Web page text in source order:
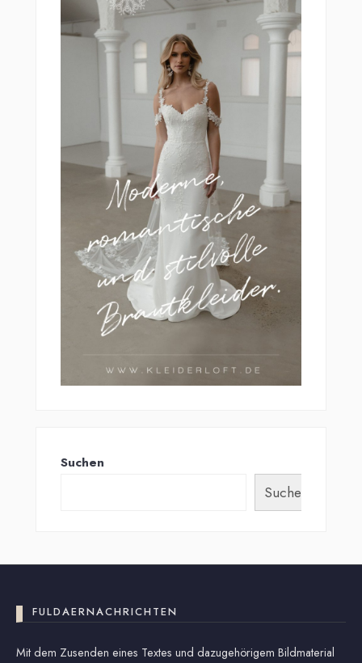
Suchen
Suchen
FULDAERNACHRICHTEN
Mit dem Zusenden eines Textes und dazugehörigem Bildmaterial